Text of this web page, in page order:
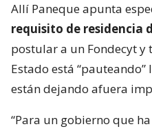
Allí Paneque apunta
requisito de residencia
postular a un Fondecyt y
Estado está
están dejando afuera
“Para un gobierno que